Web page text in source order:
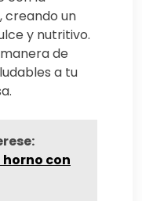
creando un
y nutritivo.
de
a tu
con